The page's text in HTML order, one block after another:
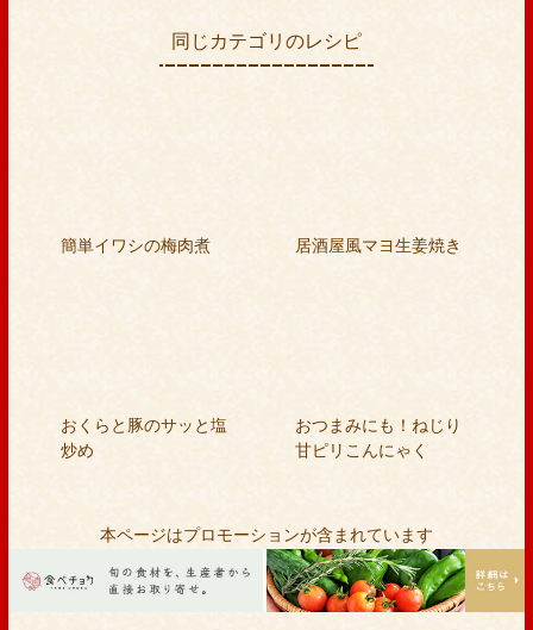
同じカテゴリのレシピ
簡単イワシの梅肉煮 居酒屋風マヨ生姜焼き
おくらと豚のサッと塩
炒め
おつまみにも！ねじり
甘ピリこんにゃく
本ページはプロモーションが含まれています